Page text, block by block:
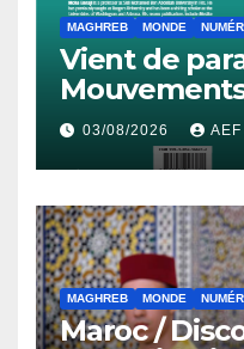
MAGHREB MONDE
Vient de
du Nord,
03/08/2026 AEF
MAGHREB MONDE
Maroc /